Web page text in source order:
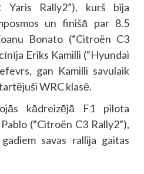
Yaris Rally2”), kurš bija
un finišā par 8.5
Bonato (“Citroën C3
Eriks Kamilli (“Hyundai
gan Kamilli savulaik
WRC klasē.
kādreizējā F1 pilota
(“Citroën C3 Rally2”),
savas rallija gaitas